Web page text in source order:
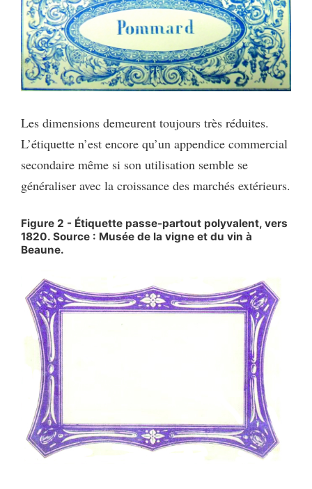
Les dimensions demeurent toujours très réduites.
L’étiquette n’est encore qu’un appendice commercial
secondaire même si son utilisation semble se
généraliser avec la croissance des marchés extérieurs.
Figure 2 - Étiquette passe-partout polyvalent, vers
1820. Source : Musée de la vigne et du vin à
Beaune.